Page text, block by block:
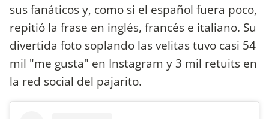
sus fanáticos y, como si el español fuera poco,
repitió la frase en inglés, francés e italiano. Su
divertida foto soplando las velitas tuvo casi 54
mil "me gusta" en Instagram y 3 mil retuits en
la red social del pajarito.